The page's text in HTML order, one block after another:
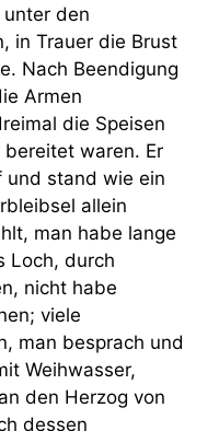
den
in Trauer die Brust
Nach Beendigung
Armen
die Speisen
waren. Er
und stand wie ein
allein
man habe lange
Loch, durch
nicht habe
viele
man besprach und
Weihwasser,
den Herzog von
dessen